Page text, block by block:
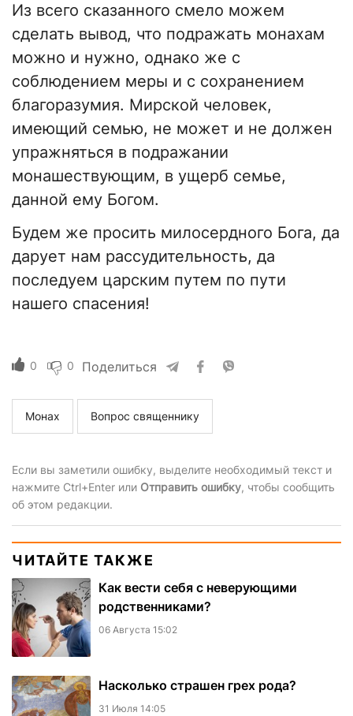
Из всего сказанного смело можем
сделать вывод, что подражать монахам
можно и нужно, однако же с
соблюдением меры и с сохранением
благоразумия. Мирской человек,
имеющий семью, не может и не должен
упражняться в подражании
монашествующим, в ущерб семье,
данной ему Богом.
Будем же просить милосердного Бога, да
дарует нам рассудительность, да
последуем царским путем по пути
нашего спасения!
0 0 Поделиться
Монах Вопрос священнику
Если вы заметили ошибку, выделите необходимый текст и
нажмите Ctrl+Enter или Отправить ошибку, чтобы сообщить
об этом редакции.
ЧИТАЙТЕ ТАКЖЕ
Как вести себя с неверующими
родственниками?
06 Августа 15:02
Насколько страшен грех рода?
31 Июля 14:05